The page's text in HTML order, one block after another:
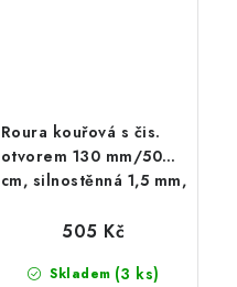
Roura kouřová s čis.
otvorem 130 mm/50
cm, silnostěnná 1,5 mm,
Skladem (3 ks)
505 Kč